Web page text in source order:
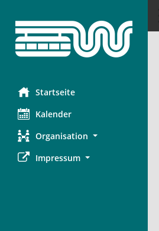
Startseite
Kalender
Organisation
Impressum